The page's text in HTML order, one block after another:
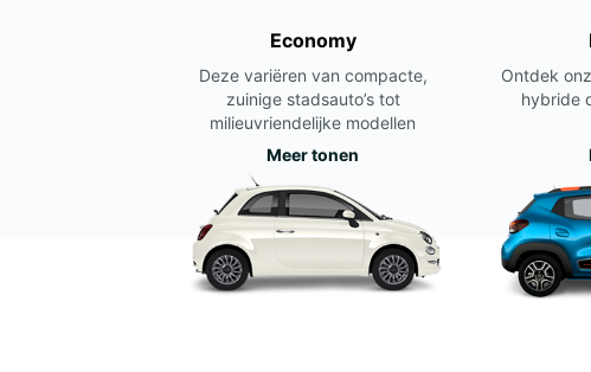
Economy
Deze variëren van compacte,
zuinige stadsauto’s tot
milieuvriendelijke modellen
Meer tonen
Ontdek
hybride